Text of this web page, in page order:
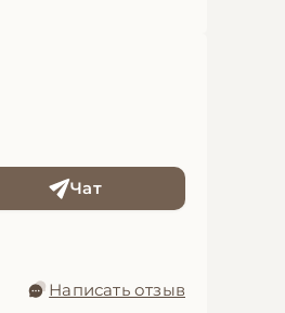
Чат
Написать отзыв